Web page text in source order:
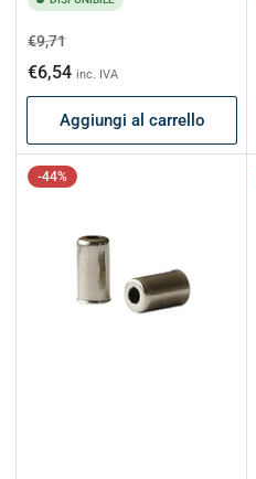
Prezzo
di
listino
€9,71Prezzo
scontato
€6,54 inc. IVA
Aggiungi al carrello
-44%